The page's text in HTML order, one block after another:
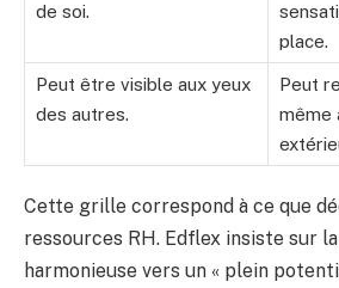
de soi.
place.
Peut être visible aux yeux
des autres.
Peut
même
Cette grille correspond à ce que
ressources RH. Edflex insiste sur
harmonieuse vers un « plein